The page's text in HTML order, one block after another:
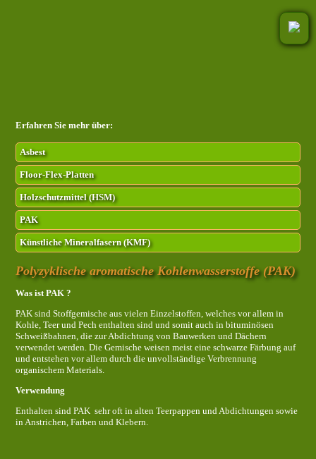
Erfahren Sie mehr über:
Asbest
Floor-Flex-Platten
Holzschutzmittel (HSM)
PAK
Künstliche Mineralfasern (KMF)
Polyzyklische aromatische Kohlenwasserstoffe (PAK)
Was ist PAK ?
PAK sind Stoffgemische aus vielen Einzelstoffen, welches vor allem in
Kohle, Teer und Pech enthalten sind und somit auch in bituminösen
Schweißbahnen, die zur Abdichtung von Bauwerken und Dächern
verwendet werden. Die Gemische weisen meist eine schwarze Färbung auf
und entstehen vor allem durch die unvollständige Verbrennung
organischem Materials.
Verwendung
Enthalten sind PAK sehr oft in alten Teerpappen und Abdichtungen sowie
in Anstrichen, Farben und Klebern.